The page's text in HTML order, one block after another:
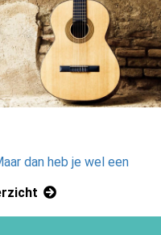
dan heb je wel een